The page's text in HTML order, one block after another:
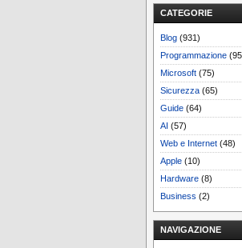
CATEGORIE
Blog (931)
Programmazione
Microsoft (75)
Sicurezza (65)
Guide (64)
AI (57)
Web e Internet (48)
Apple (10)
Hardware (8)
Business (2)
NAVIGAZIONE